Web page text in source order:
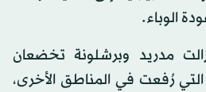
الوباء.
مدريد وبرشلونة تخضعان
التي رُفعت في المناطق الأخرى،